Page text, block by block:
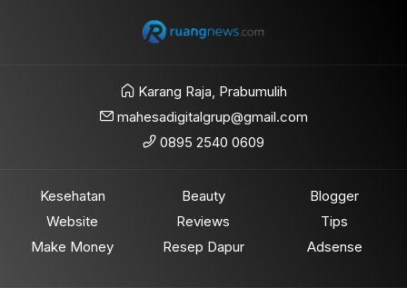
Karang Raja, Prabumulih
mahesadigitalgrup@gmail.com
0895 2540 0609
Kesehatan
Website
Make Money
Beauty
Reviews
Resep Dapur
Blogger
Tips
Adsense